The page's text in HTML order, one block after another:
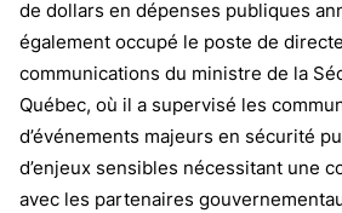
de dollars en dépenses publiques
également occupé le poste de
communications du ministre de la
Québec, où il a supervisé les
d’événements majeurs en sécurité
d’enjeux sensibles nécessitant une
avec les partenaires